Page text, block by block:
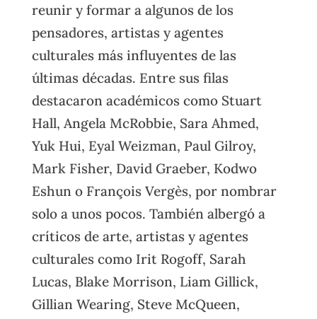
reunir y formar a algunos de los
pensadores, artistas y agentes
culturales más influyentes de las
últimas décadas. Entre sus filas
destacaron académicos como Stuart
Hall, Angela McRobbie, Sara Ahmed,
Yuk Hui, Eyal Weizman, Paul Gilroy,
Mark Fisher, David Graeber, Kodwo
Eshun o François Vergès, por nombrar
solo a unos pocos. También albergó a
críticos de arte, artistas y agentes
culturales como Irit Rogoff, Sarah
Lucas, Blake Morrison, Liam Gillick,
Gillian Wearing, Steve McQueen,